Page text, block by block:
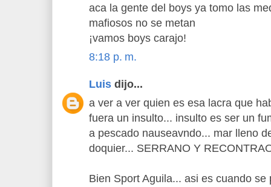
aca la gente del boys ya tomo las
mafiosos no se metan
¡vamos boys carajo!
8:18 p. m.
Luis dijo...
a ver a ver quien es esa lacra que
fuera un insulto... insulto es ser un
a pescado nauseavndo... mar lleno
doquier... SERRANO Y
Bien Sport Aguila... asi es cuando